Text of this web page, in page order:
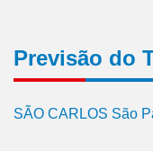
Previsão do
SÃO CARLOS São